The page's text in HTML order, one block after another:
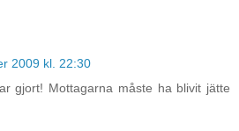
2009 kl. 22:30
gjort! Mottagarna måste ha blivit jätte